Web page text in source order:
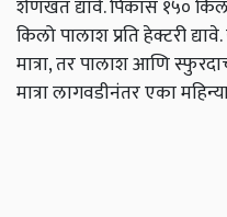
शेणखत द्यावे. पिकास १५०
किलो पालाश प्रति हेक्टरी
मात्रा, तर पालाश आणि स्फुरदाची
मात्रा लागवडीनंतर एका